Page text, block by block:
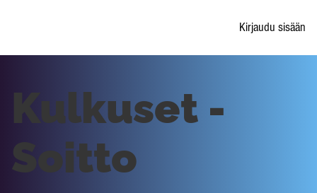
Kirjaudu sisään
Kulkuset -
Soitto